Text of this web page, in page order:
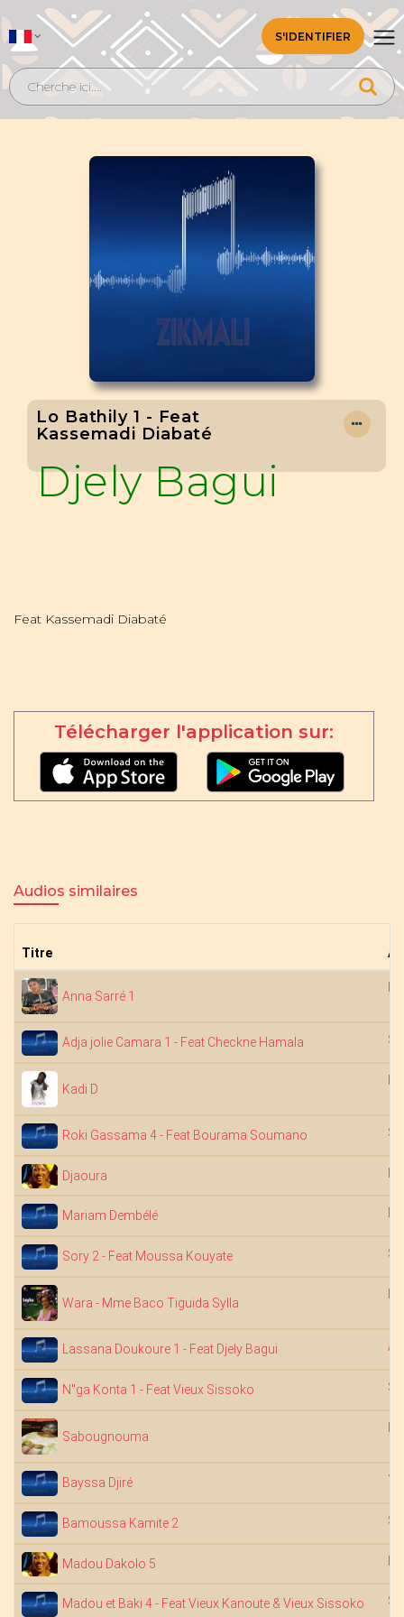
S'IDENTIFIER
Lo Bathily 1 - Feat
Kassemadi Diabaté
Djely Bagui
Feat Kassemadi Diabaté
Télécharger l'application sur:
Audios similaires
Titre
Anna Sarré 1
Adja jolie Camara 1 - Feat Checkne Hamala
Kadi D
Roki Gassama 4 - Feat Bourama Soumano
Djaoura
Mariam Dembélé
Sory 2 - Feat Moussa Kouyate
Wara - Mme Baco Tiguida Sylla
Lassana Doukoure 1 - Feat Djely Bagui
N"ga Konta 1 - Feat Vieux Sissoko
Sabougnouma
Bayssa Djiré
Bamoussa Kamite 2
Madou Dakolo 5
Madou et Baki 4 - Feat Vieux Kanoute & Vieux Sissoko